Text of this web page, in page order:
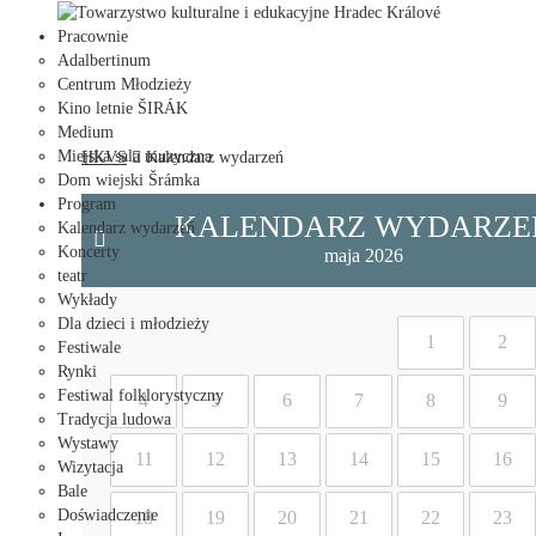
Pracownie
Adalbertinum
Centrum Młodzieży
Kino letnie ŠIRÁK
Medium
Miejska sala muzyczna
Dom wiejski Šrámka
Program
Kalendarz wydarzeń
Koncerty
teatr
Wykłady
Dla dzieci i młodzieży
Festiwale
Rynki
Festiwal folklorystyczny
Tradycja ludowa
Wystawy
Wizytacja
Bale
Doświadczenie
HKVS Kalendarz wydarzeń
KALENDARZ
maja 2026
1 2
4 5 6 7 8 9
11 12 13 14 15 16
18 19 20 21 22 23